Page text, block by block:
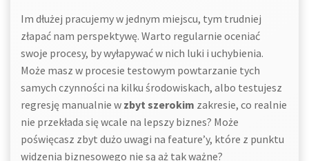
Im dłużej pracujemy w jednym miejscu, tym trudniej
złapać nam perspektywę. Warto regularnie oceniać
swoje procesy, by wyłapywać w nich luki i uchybienia.
Może masz w procesie testowym powtarzanie tych
samych czynności na kilku środowiskach, albo testujesz
regresję manualnie w zbyt szerokim zakresie, co realnie
nie przekłada się wcale na lepszy biznes? Może
poświęcasz zbyt dużo uwagi na feature’y, które z punktu
widzenia biznesowego nie są aż tak ważne?